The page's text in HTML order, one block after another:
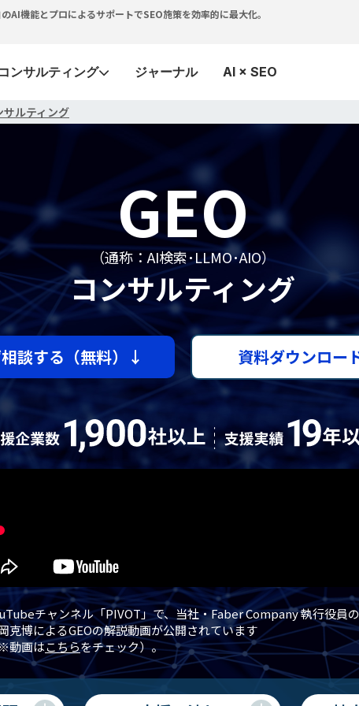
機能とプロによるサポートでSEO施策を効率的に最大化。
コンサルティング ジャーナル AI × SEO
サルティング
GEO
（通称：AI検索･LLMO･AIO）
コンサルティング
談する（無料）↓ 資料ダウンロー
チャンネル「PIVOT」で、当社・Faber Company 執行役員の
克博によるGEOの解説動画が公開されています
動画はこちらをチェック）。